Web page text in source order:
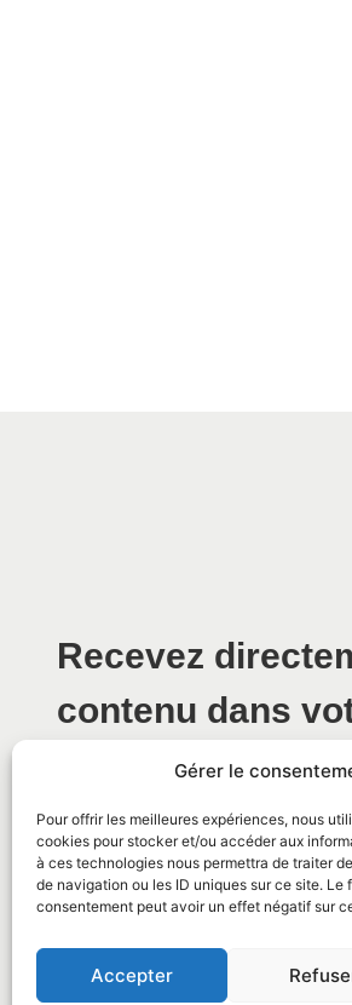
Gérer le
Pour offrir les meilleures expériences, nous
cookies pour stocker et/ou accéder aux
à ces technologies nous permettra de traiter
de navigation ou les ID uniques sur ce site.
consentement peut avoir un effet négatif sur
Accepter
Recevez
contenu dans